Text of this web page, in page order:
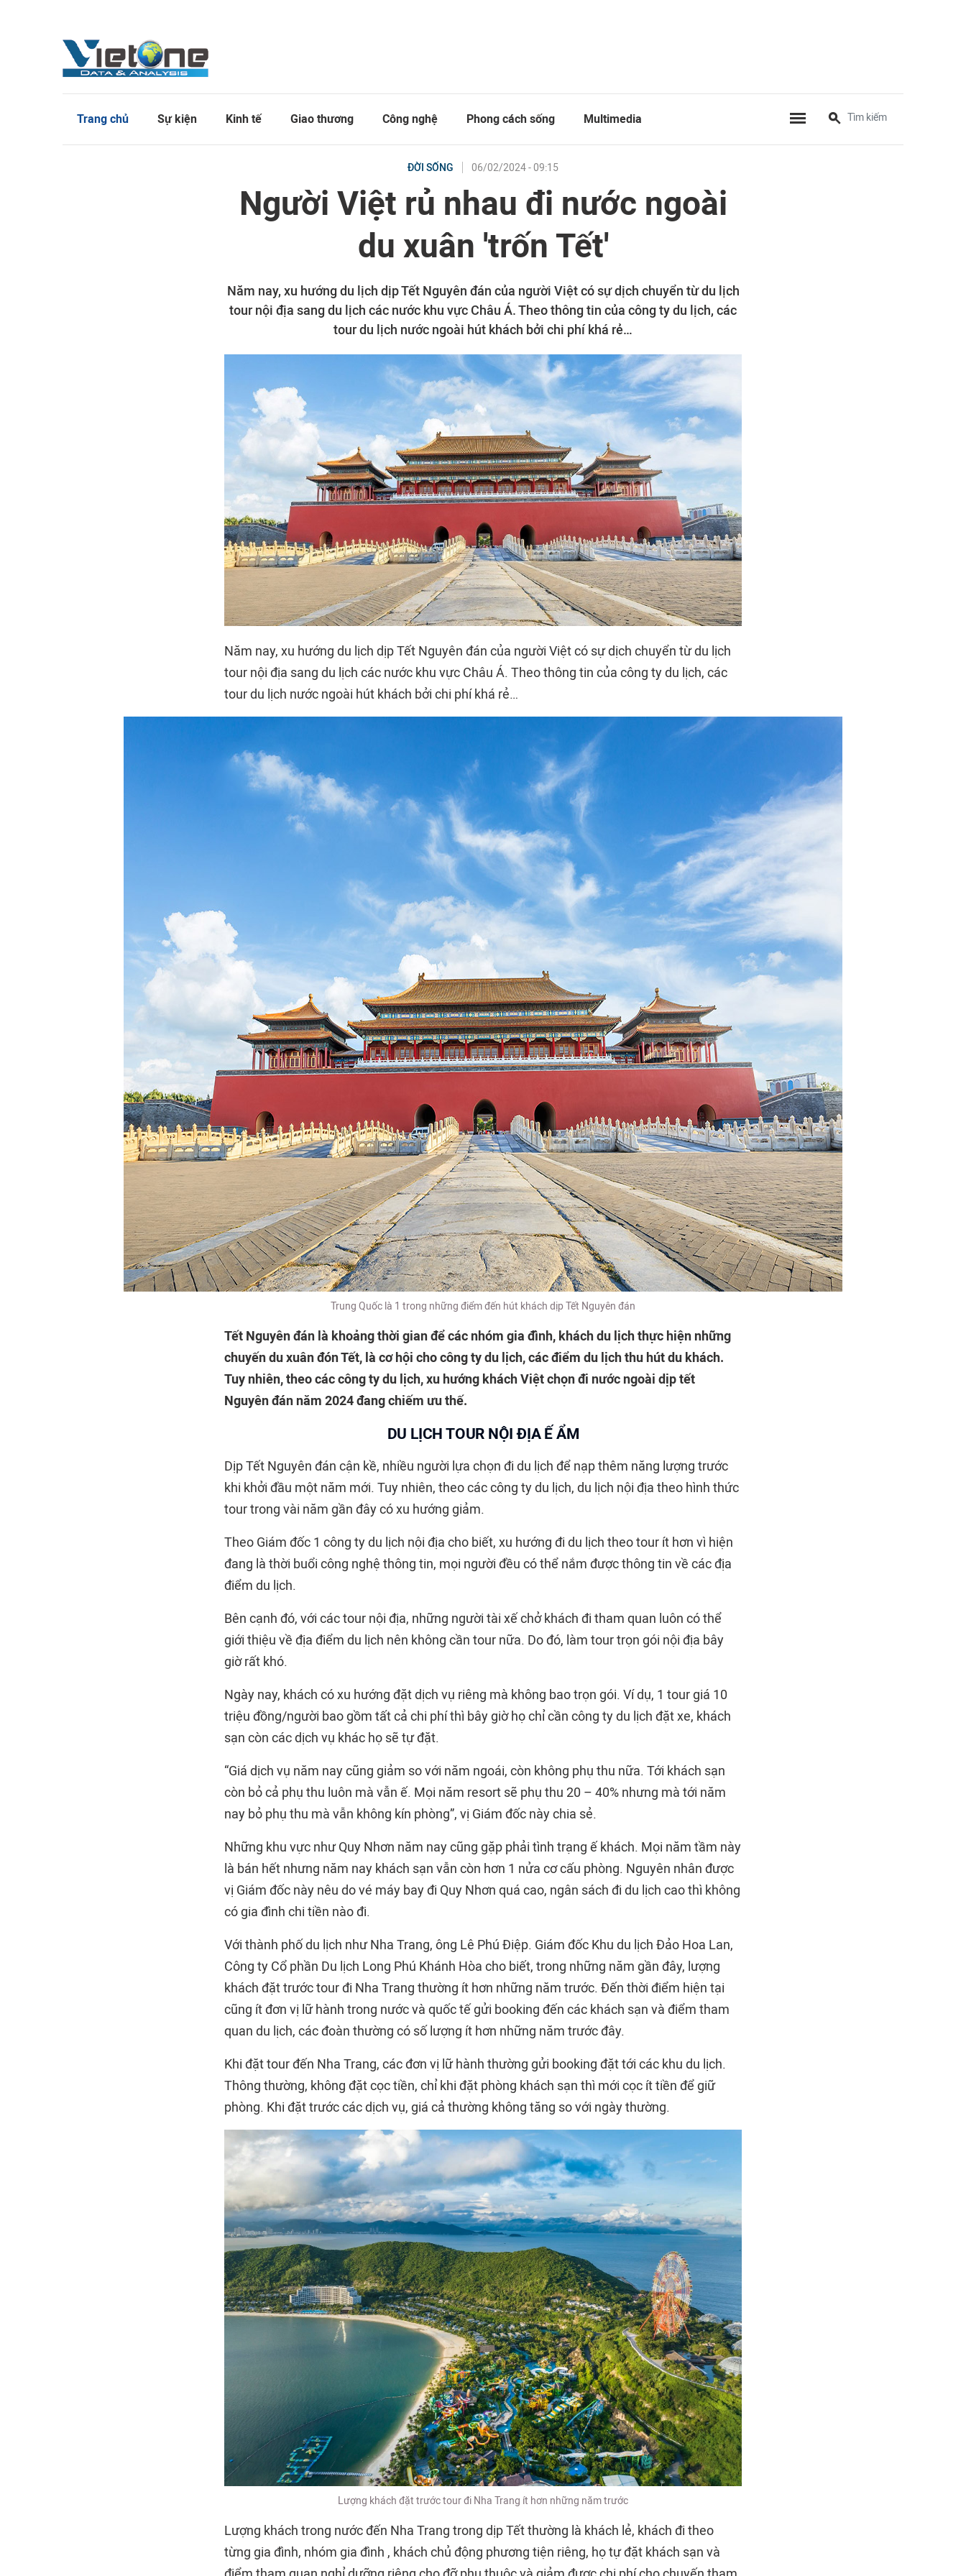
Trang chủ Sự kiện Kinh tế Giao thương Công nghệ Phong cách sống Multimedia
ĐỜI SỐNG 06/02/2024 - 09:15
Người Việt rủ nhau đi nước ngoài
du xuân 'trốn Tết'
Năm nay, xu hướng du lịch dịp Tết Nguyên đán của người Việt có sự dịch chuyển từ du lịch
tour nội địa sang du lịch các nước khu vực Châu Á. Theo thông tin của công ty du lịch, các
tour du lịch nước ngoài hút khách bởi chi phí khá rẻ…
Năm nay, xu hướng du lịch dịp Tết Nguyên đán của người Việt có sự dịch chuyển từ du lịch
tour nội địa sang du lịch các nước khu vực Châu Á. Theo thông tin của công ty du lịch, các
tour du lịch nước ngoài hút khách bởi chi phí khá rẻ…
Trung Quốc là 1 trong những điểm đến hút khách dịp Tết Nguyên đán
Tết Nguyên đán là khoảng thời gian để các nhóm gia đình, khách du lịch thực hiện những
chuyến du xuân đón Tết, là cơ hội cho công ty du lịch, các điểm du lịch thu hút du khách.
Tuy nhiên, theo các công ty du lịch, xu hướng khách Việt chọn đi nước ngoài dịp tết
Nguyên đán năm 2024 đang chiếm ưu thế.
DU LỊCH TOUR NỘI ĐỊA Ế ẨM
Dịp Tết Nguyên đán cận kề, nhiều người lựa chọn đi du lịch để nạp thêm năng lượng trước
khi khởi đầu một năm mới. Tuy nhiên, theo các công ty du lịch, du lịch nội địa theo hình thức
tour trong vài năm gần đây có xu hướng giảm.
Theo Giám đốc 1 công ty du lịch nội địa cho biết, xu hướng đi du lịch theo tour ít hơn vì hiện
đang là thời buổi công nghệ thông tin, mọi người đều có thể nắm được thông tin về các địa
điểm du lịch.
Bên cạnh đó, với các tour nội địa, những người tài xế chở khách đi tham quan luôn có thể
giới thiệu về địa điểm du lịch nên không cần tour nữa. Do đó, làm tour trọn gói nội địa bây
giờ rất khó.
Ngày nay, khách có xu hướng đặt dịch vụ riêng mà không bao trọn gói. Ví dụ, 1 tour giá 10
triệu đồng/người bao gồm tất cả chi phí thì bây giờ họ chỉ cần công ty du lịch đặt xe, khách
sạn còn các dịch vụ khác họ sẽ tự đặt.
“Giá dịch vụ năm nay cũng giảm so với năm ngoái, còn không phụ thu nữa. Tới khách sạn
còn bỏ cả phụ thu luôn mà vẫn ế. Mọi năm resort sẽ phụ thu 20 – 40% nhưng mà tới năm
nay bỏ phụ thu mà vẫn không kín phòng”, vị Giám đốc này chia sẻ.
Những khu vực như Quy Nhơn năm nay cũng gặp phải tình trạng ế khách. Mọi năm tầm này
là bán hết nhưng năm nay khách sạn vẫn còn hơn 1 nửa cơ cấu phòng. Nguyên nhân được
vị Giám đốc này nêu do vé máy bay đi Quy Nhơn quá cao, ngân sách đi du lịch cao thì không
có gia đình chi tiền nào đi.
Với thành phố du lịch như Nha Trang, ông Lê Phú Điệp. Giám đốc Khu du lịch Đảo Hoa Lan,
Công ty Cổ phần Du lịch Long Phú Khánh Hòa cho biết, trong những năm gần đây, lượng
khách đặt trước tour đi Nha Trang thường ít hơn những năm trước. Đến thời điểm hiện tại
cũng ít đơn vị lữ hành trong nước và quốc tế gửi booking đến các khách sạn và điểm tham
quan du lịch, các đoàn thường có số lượng ít hơn những năm trước đây.
Khi đặt tour đến Nha Trang, các đơn vị lữ hành thường gửi booking đặt tới các khu du lịch.
Thông thường, không đặt cọc tiền, chỉ khi đặt phòng khách sạn thì mới cọc ít tiền để giữ
phòng. Khi đặt trước các dịch vụ, giá cả thường không tăng so với ngày thường.
Lượng khách đặt trước tour đi Nha Trang ít hơn những năm trước
Lượng khách trong nước đến Nha Trang trong dịp Tết thường là khách lẻ, khách đi theo
từng gia đình, nhóm gia đình , khách chủ động phương tiện riêng, họ tự đặt khách sạn và